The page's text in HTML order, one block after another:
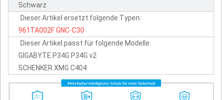
Schwarz
Dieser Artikel ersetzt folgende Typen:
961TA002FGNC-C30
Dieser Artikel passt für folgende Modelle:
GIGABYTE P34G P34G v2
SCHENKER XMG C404